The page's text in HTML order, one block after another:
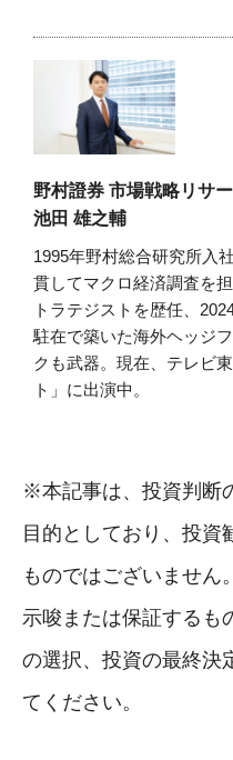
野村證券 市場戦略リサ
池田 雄之輔
1995年野村総合研究所入
貫してマクロ経済調査を
トラテジストを歴任、
駐在で築いた海外ヘッジ
クも武器。現在、テレビ
ト」に出演中。
※本記事は、投資判断
目的としており、投資
ものではございません
示唆または保証するも
の選択、投資の最終決
てください。